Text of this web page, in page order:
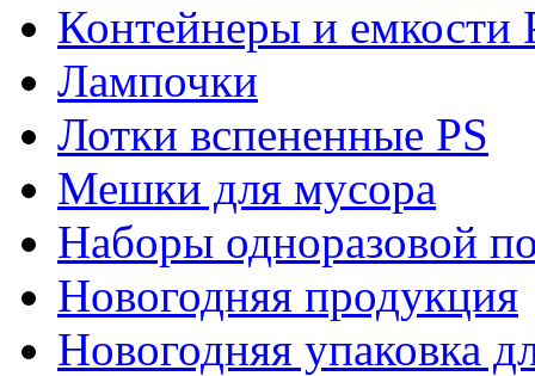
Контейнеры и емкости
Лампочки
Лотки вспененные PS
Мешки для мусора
Наборы одноразовой
Новогодняя продукция
Новогодняя упаковка